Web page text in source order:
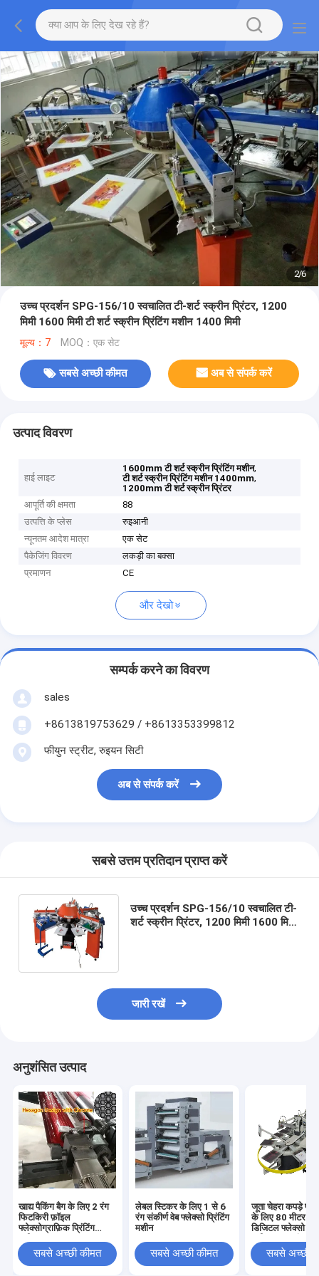
2/6
उच्च प्रदर्शन SPG-156/10 स्वचालित टी-शर्ट स्क्रीन प्रिंटर, 1200
मिमी 1600 मिमी टी शर्ट स्क्रीन प्रिंटिंग मशीन 1400 मिमी
मूल्य：7 MOQ：एक सेट
सबसे अच्छी कीमत अब से संपर्क करें
उत्पाद विवरण
हाई लाइट
1600mm टी शर्ट स्क्रीन प्रिंटिंग मशीन,
टी शर्ट स्क्रीन प्रिंटिंग मशीन 1400mm,
1200mm टी शर्ट स्क्रीन प्रिंटर
आपूर्ति की क्षमता
88
उत्पत्ति के प्लेस
रुइआनी
न्यूनतम आदेश मात्रा
एक सेट
पैकेजिंग विवरण
लकड़ी का बक्सा
प्रमाणन
CE
और देखो
सम्पर्क करने का विवरण
sales
+8613819753629 / +8613353399812
फीयुन स्ट्रीट, रुइयन सिटी
अब से संपर्क करें
सबसे उत्तम प्रतिदान प्राप्त करें
उच्च प्रदर्शन SPG-156/10 स्वचालित टी-
शर्ट स्क्रीन प्रिंटर, 1200 मिमी 1600 मिमी
जारी रखें
अनुशंसित उत्पाद
खाद्य पैकिंग बैग के लिए 2 रंग
फिटकिरी फ़ॉइल
फ्लेक्सोग्राफ़िक प्रिंटिंग
4.8m*3.2m*2.8m
आयाम (l*w*h), स्वचालित
सबसे अच्छी कीमत
लेबल स्टिकर के लिए 1 से 6
रंग संकीर्ण वेब फ्लेक्सो प्रिंटिंग
मशीन
सबसे अच्छी कीमत
जूता चेहरा कपड़े
के लिए 80 मीटर /
डिजिटल फ्लेक्सो
सबसे अच्छी